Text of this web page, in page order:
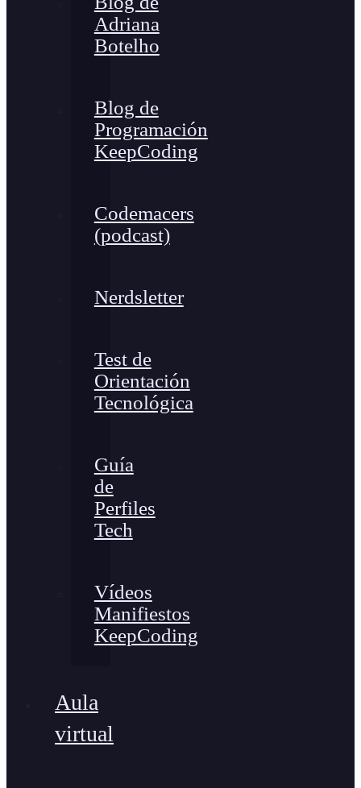
Adriana
Botelho
Blog de
Programación
KeepCoding
Codemacers
(podcast)
Nerdsletter
Test de
Orientación
Tecnológica
Guía
de
Perfiles
Tech
Vídeos
Manifiestos
KeepCoding
Aula
virtual